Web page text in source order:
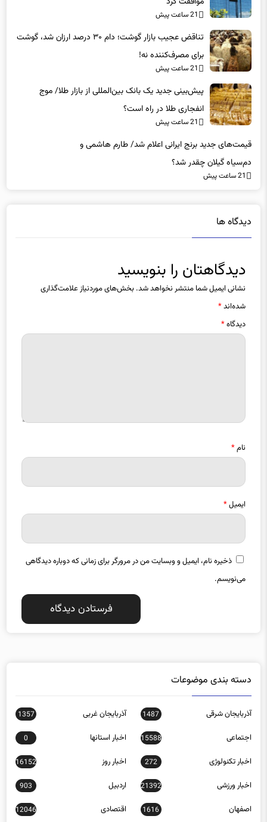
برای مصرف‌کننده نه!
21 ساعت پیش
پیش‌بینی جدید یک بانک بین‌المللی از بازار طلا/ موج
انفجاری طلا در راه است؟
21 ساعت پیش
قیمت‌های جدید برنج ایرانی اعلام شد/ طارم هاشمی و
دم‌سیاه گیلان چقدر شد؟
نشانی ایمیل شما منتشر نخواهد شد.بخش‌های موردنیاز علامت‌گذاری
شده‌اند*
دیدگاه*
ایمیل*
ذخیره نام، ایمیل و وبسایت من در مرورگر برای زمانی که دوباره دیدگاهی
می‌نویسم.
آذربایجان شرقی
اجتماعی 15588 اخبار استانها 0
اخبار تکنولوژی 272 اخبار روز 16152
اخبار ورزشی 21392 اردبیل 903
اصفهان 1616 اقتصادی 12046
البرز 809 ایلام 584